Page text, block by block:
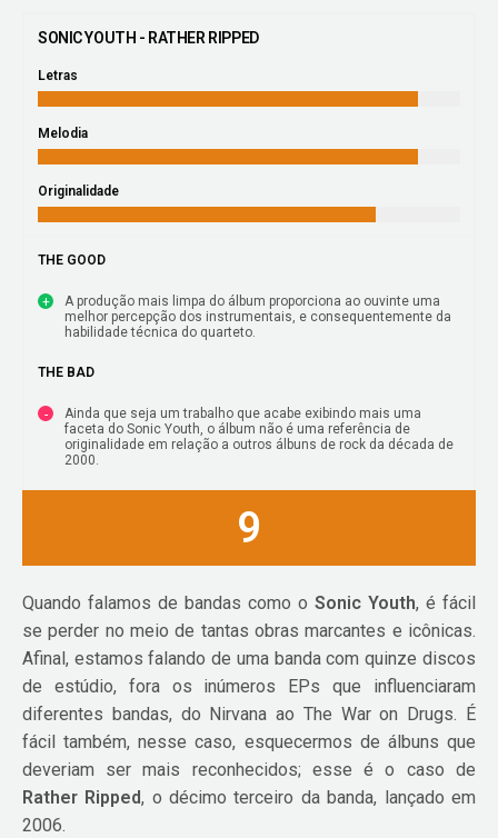
SONIC YOUTH - RATHER RIPPED
Letras
Melodia
Originalidade
THE GOOD
A produção mais limpa do álbum proporciona ao ouvinte uma
melhor percepção dos instrumentais, e consequentemente da
habilidade técnica do quarteto.
THE BAD
Ainda que seja um trabalho que acabe exibindo mais uma
faceta do Sonic Youth, o álbum não é uma referência de
originalidade em relação a outros álbuns de rock da década de
2000.
9
Quando falamos de bandas como o Sonic Youth, é fácil
se perder no meio de tantas obras marcantes e icônicas.
Afinal, estamos falando de uma banda com quinze discos
de estúdio, fora os inúmeros EPs que influenciaram
diferentes bandas, do Nirvana ao The War on Drugs. É
fácil também, nesse caso, esquecermos de álbuns que
deveriam ser mais reconhecidos; esse é o caso de
Rather Ripped, o décimo terceiro da banda, lançado em
2006.